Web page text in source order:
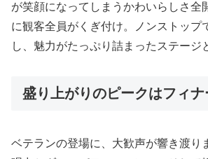
が笑顔になってしまうかわいらしさ全
に観客全員がくぎ付け。ノンストップ
し、魅力がたっぷり詰まったステージ
盛り上がりのピークはフィナ
ベテランの登場に、大歓声が響き渡り